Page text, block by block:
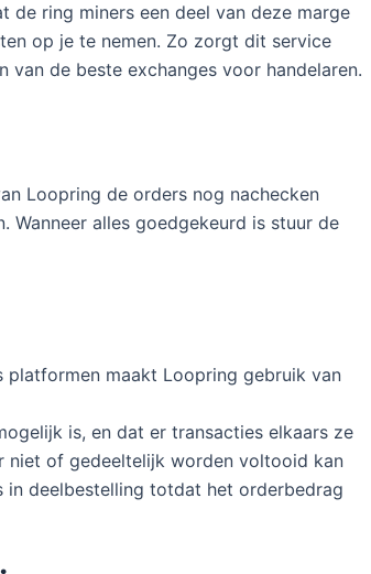
de ring miners een deel van deze marge
op je te nemen. Zo zorgt dit service
de beste exchanges voor handelaren.
Loopring de orders nog nachecken
alles goedgekeurd is stuur de
platformen maakt Loopring gebruik van
is, en dat er transacties elkaars ze
niet of gedeeltelijk worden voltooid kan
deelbestelling totdat het orderbedrag